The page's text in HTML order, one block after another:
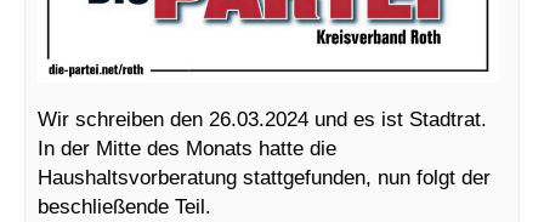
Wir schreiben den 26.03.2024 und es ist Stadtrat.
In der Mitte des Monats hatte die
Haushaltsvorberatung stattgefunden, nun folgt der
beschließende Teil.